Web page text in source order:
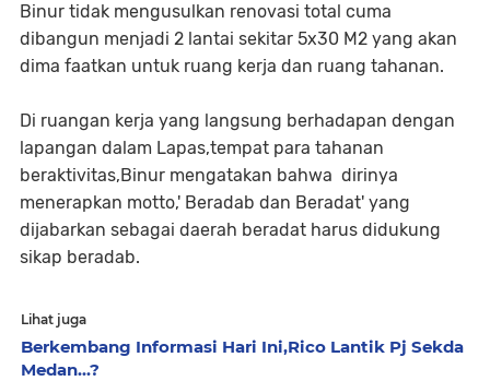
Binur tidak mengusulkan renovasi total cuma
dibangun menjadi 2 lantai sekitar 5x30 M2 yang akan
dima faatkan untuk ruang kerja dan ruang tahanan.
Di ruangan kerja yang langsung berhadapan dengan
lapangan dalam Lapas,tempat para tahanan
beraktivitas,Binur mengatakan bahwa dirinya
menerapkan motto,' Beradab dan Beradat' yang
dijabarkan sebagai daerah beradat harus didukung
sikap beradab.
Lihat juga
Berkembang Informasi Hari Ini,Rico Lantik Pj Sekda
Medan...?